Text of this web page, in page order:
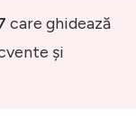
care ghidează
și